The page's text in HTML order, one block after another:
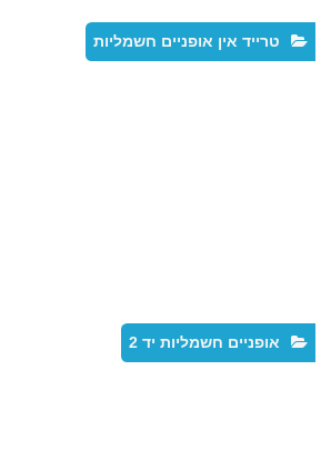
טרייד אין אופניים חשמליות
אופניים חשמליות יד 2